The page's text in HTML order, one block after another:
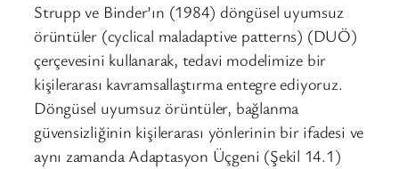
Strupp ve Binder’ın (1984) döngüsel uyumsuz
örüntüler (cyclical maladaptive patterns) (DUÖ)
çerçevesini kullanarak, tedavi modelimize bir
kişilerarası kavramsallaştırma entegre ediyoruz.
Döngüsel uyumsuz örüntüler, bağlanma
güvensizliğinin kişilerarası yönlerinin bir ifadesi ve
aynı zamanda Adaptasyon Üçgeni (Şekil 14.1)